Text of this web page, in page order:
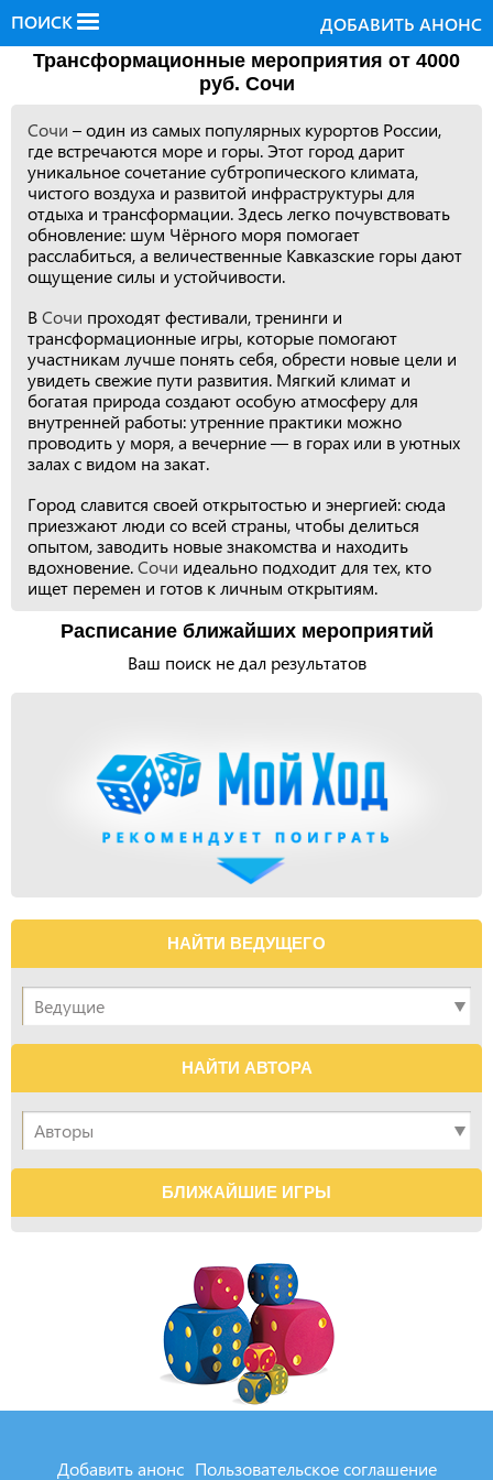
ПОИСК ДОБАВИТЬ АНОНС
Трансформационные мероприятия от 4000
руб. Сочи
Сочи – один из самых популярных курортов России,
где встречаются море и горы. Этот город дарит
уникальное сочетание субтропического климата,
чистого воздуха и развитой инфраструктуры для
отдыха и трансформации. Здесь легко почувствовать
обновление: шум Чёрного моря помогает
расслабиться, а величественные Кавказские горы дают
ощущение силы и устойчивости.
ВСочи проходят фестивали, тренинги и
трансформационные игры, которые помогают
участникам лучше понять себя, обрести новые цели и
увидеть свежие пути развития. Мягкий климат и
богатая природа создают особую атмосферу для
внутренней работы: утренние практики можно
проводить у моря, а вечерние — в горах или в уютных
залах с видом на закат.
Город славится своей открытостью и энергией: сюда
приезжают люди со всей страны, чтобы делиться
опытом, заводить новые знакомства и находить
вдохновение.Сочи идеально подходит для тех, кто
ищет перемен и готов к личным открытиям.
Расписание ближайших мероприятий
Ваш поиск не дал результатов
НАЙТИ ВЕДУЩЕГО
НАЙТИ АВТОРА
БЛИЖАЙШИЕ ИГРЫ
Добавить анонс Пользовательское соглашение